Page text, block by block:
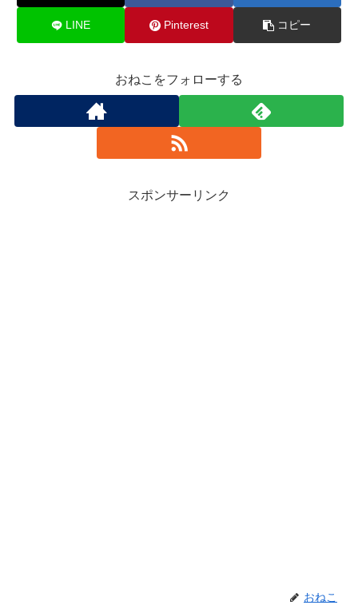
LINE Pinterest コピー
おねこをフォローする
スポンサーリンク
おねこ